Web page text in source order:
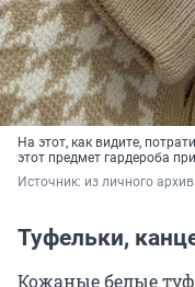
На этот, как видите,
этот предмет гардероба
Источник: из личного
Туфельки,
Кожаные белые